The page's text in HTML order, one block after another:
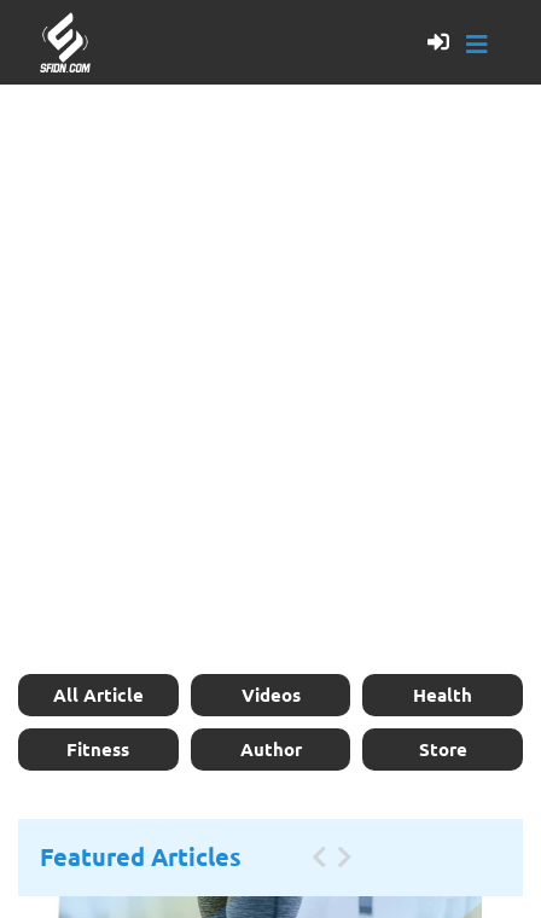
All Article Videos Health
Fitness Author Store
Featured Articles